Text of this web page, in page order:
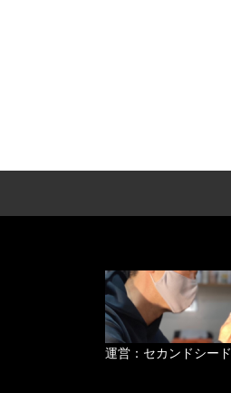
運営：セカンドシー